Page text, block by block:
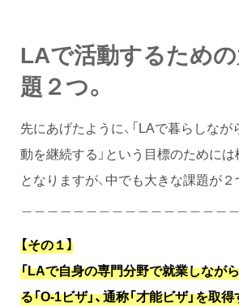
LAで活動するため
題２つ。
先にあげたように、「LAで暮らしな
動を継続する」という目標のために
となりますが、中でも大きな課題が２
【その１】
「LAで自身の専門分野で就業しなが
る「O-1ビザ」、通称「才能ビザ」を取